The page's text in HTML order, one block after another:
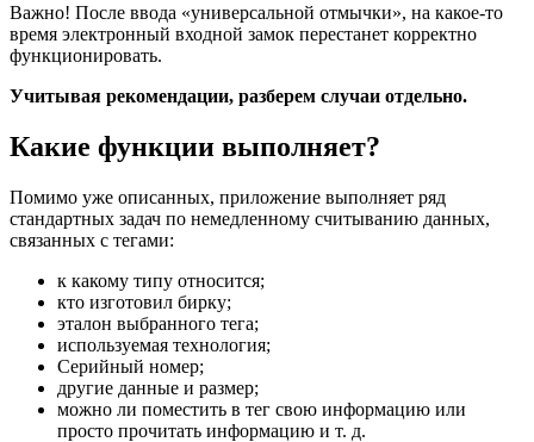
Важно! После ввода «универсальной отмычки», на какое-то
время электронный входной замок перестанет корректно
функционировать.
Учитывая рекомендации, разберем случаи отдельно.
Какие функции выполняет?
Помимо уже описанных, приложение выполняет ряд
стандартных задач по немедленному считыванию данных,
связанных с тегами:
к какому типу относится;
кто изготовил бирку;
эталон выбранного тега;
используемая технология;
Серийный номер;
другие данные и размер;
можно ли поместить в тег свою информацию или
просто прочитать информацию и т. д.